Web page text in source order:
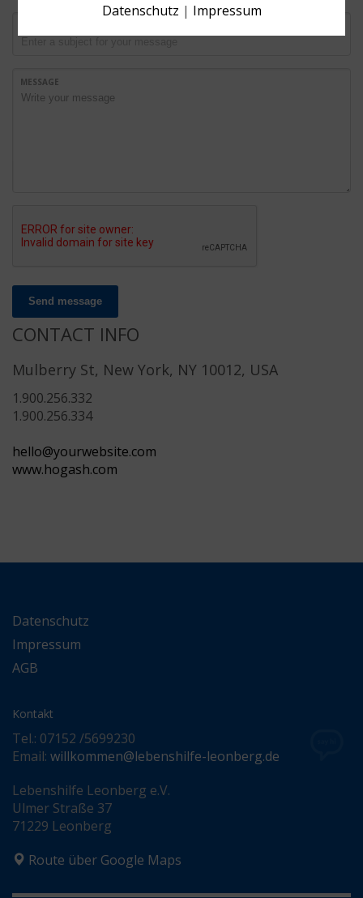
MESSAGE
Send message
CONTACT INFO
Mulberry St, New York, NY 10012, USA
1.900.256.332
1.900.256.334
hello@yourwebsite.com
www.hogash.com
Datenschutz
Impressum
AGB
Kontakt
Tel.: 07152 /5699230
Email: willkommen@lebenshilfe-leonberg.de
Lebenshilfe Leonberg e.V.
Ulmer Straße 37
71229 Leonberg
Route über Google Maps
Datenschutz | Impressum